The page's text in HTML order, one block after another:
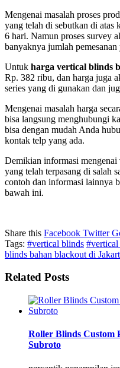
Mengenai masalah proses
yang telah di sebutkan di atas
6 hari. Namun proses survey
banyaknya jumlah
Untuk harga vertical blinds
Rp. 382 ribu, dan harga juga
series yang di gunakan dan
Mengenai masalah harga
bisa langsung menghubungi
bisa dengan mudah Anda
kontak telp yang ada.
Demikian informasi mengenai
yang telah terpasang di salah
contoh dan informasi lainnya
bawah ini.
Share this Facebook Twitter
Tags: #vertical blinds
blinds bahan blackout di
Related Posts
Roller Blinds Custom
Subroto